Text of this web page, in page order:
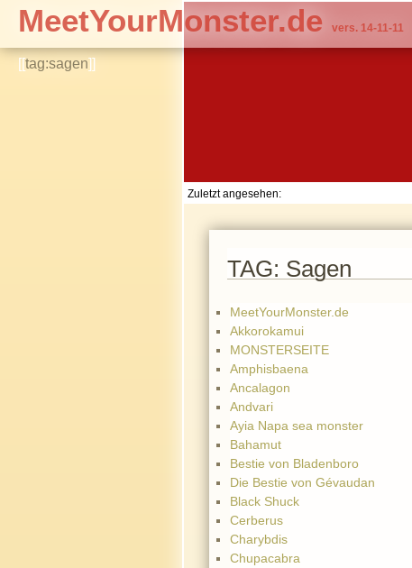
[[tag:sagen]]
MeetYourMonster.de vers. 14-11-11
Zuletzt angesehen:
TAG: Sagen
MeetYourMonster.de
Akkorokamui
MONSTERSEITE
Amphisbaena
Ancalagon
Andvari
Ayia Napa sea monster
Bahamut
Bestie von Bladenboro
Die Bestie von Gévaudan
Black Shuck
Cerberus
Charybdis
Chupacabra